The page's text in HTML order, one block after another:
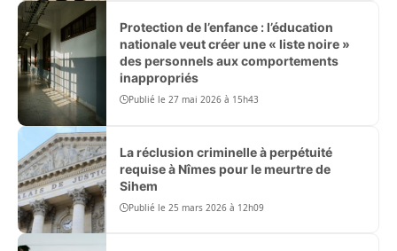
Protection de l’enfance : l’éducation
nationale veut créer une « liste noire »
des personnels aux comportements
inappropriés
Publié le 27 mai 2026 à 15h43
La réclusion criminelle à perpétuité
requise à Nîmes pour le meurtre de
Sihem
Publié le 25 mars 2026 à 12h09